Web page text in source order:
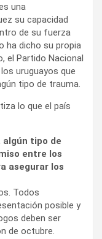
una
su capacidad
de su fuerza
ha dicho su propia
el Partido Nacional
uruguayos que
tipo de trauma.
lo que el país
algún tipo de
entre los
asegurar los
Todos
posible y
deben ser
de octubre.